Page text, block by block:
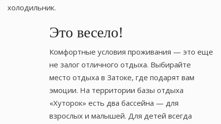
холодильник.
Это весело!
Комфортные условия проживания — это еще
не залог отличного отдыха. Выбирайте
место отдыха в Затоке, где подарят вам
эмоции. На территории базы отдыха
«Хуторок» есть два бассейна — для
взрослых и малышей. Для детей всегда